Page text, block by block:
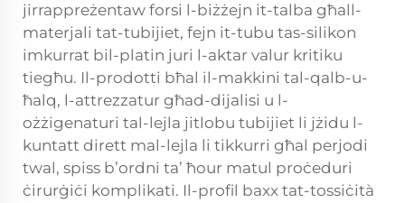
jirrappreżentaw forsi l-biżżejn it-talba għall-
materjali tat-tubijiet, fejn it-tubu tas-silikon
imkurrat bil-platin juri l-aktar valur kritiku
tiegħu. Il-prodotti bħal il-makkini tal-qalb-u-
ħalq, l-attrezzatur għad-dijalisi u l-
ożżigenaturi tal-lejla jitlobu tubijiet li jżidu l-
kuntatt dirett mal-lejla li tikkurri għal perjodi
twal, spiss b’ordni ta’ ħour matul proċeduri
ċirurġiċi komplikati. Il-profil baxx tat-tossiċità